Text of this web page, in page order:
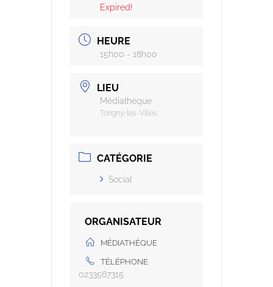
Expired!
HEURE
15h00 - 18h00
LIEU
Médiathèque
Torigny-les-Villes
CATÉGORIE
Social
ORGANISATEUR
MÉDIATHÈQUE
TÉLÉPHONE
0233567315